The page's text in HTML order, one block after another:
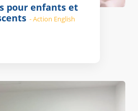
pour enfants et
- Action English